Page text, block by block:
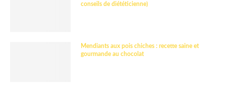
conseils de diététicienne)
Mendiants aux pois chiches : recette saine et
gourmande au chocolat